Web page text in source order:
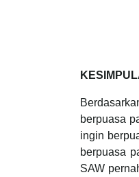
berpuasa
ingin
berpuasa
SAW